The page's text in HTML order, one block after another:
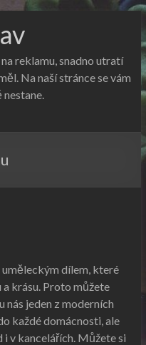
reklamu, snadno utratí
Na naší stránce se vám
nestane.
dílem, které
krásu. Proto můžete
nás jeden z moderních
každé domácnosti, ale
v kancelářích. Můžete si